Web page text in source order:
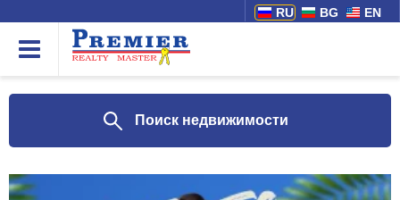
RU BG EN
Поиск недвижимости